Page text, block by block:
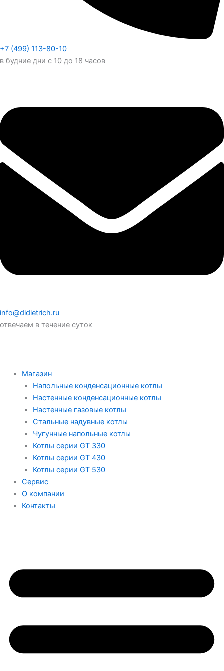
+7 (499) 113-80-10
в будние дни с 10 до 18 часов
info@didietrich.ru
отвечаем в течение суток
Магазин
Напольные конденсационные котлы
Настенные конденсационные котлы
Настенные газовые котлы
Стальные надувные котлы
Чугунные напольные котлы
Котлы серии GT 330
Котлы серии GT 430
Котлы серии GT 530
Сервис
О компании
Контакты